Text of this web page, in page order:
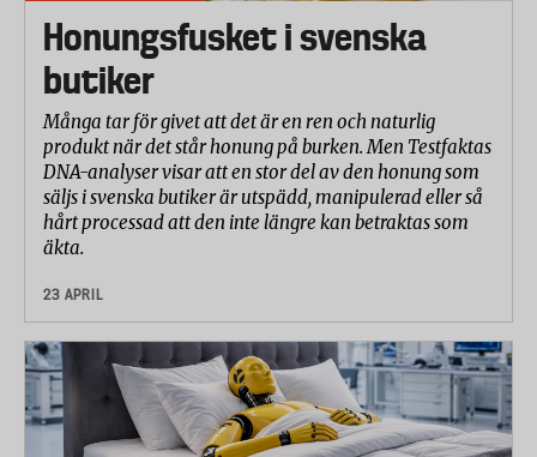
Honungsfusket i svenska
butiker
Många tar för givet att det är en ren och naturlig
produkt när det står honung på burken. Men Testfaktas
DNA-analyser visar att en stor del av den honung som
säljs i svenska butiker är utspädd, manipulerad eller så
hårt processad att den inte längre kan betraktas som
äkta.
23 APRIL